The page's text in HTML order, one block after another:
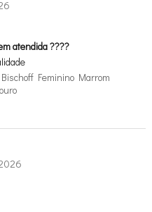
atendida ????
Feminino Marrom